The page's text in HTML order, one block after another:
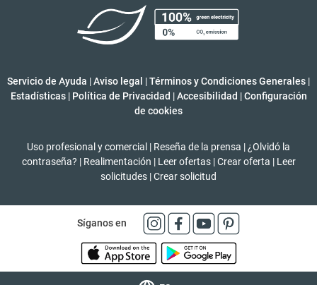
Servicio de Ayuda |Aviso legal |Términos y Condiciones Generales |
Estadísticas | Política de Privacidad | Accesibilidad | Configuración
de cookies
Uso profesional y comercial | Reseña de la prensa | ¿Olvidó la
contraseña? | Realimentación | Leer ofertas | Crear oferta | Leer
solicitudes |Crear solicitud
Síganos en